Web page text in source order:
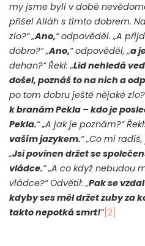
my jsme byli v době
přišel Alláh s tímto dobrem.
zlo?“ „Ano,“ odpověděl. „A
dobro?“ „Ano,“ odpověděl, „a
dehan?“ Řekl: „Lid nehledá
došel, poznáš to na nich a
po tom dobru ještě nějaké
k branám Pekla – kdo je
Pekla.“ „A jak je poznám?“
vaším jazykem.“ „Co mi
„Jsi povinen držet se
vládce.“ „A co když nebudou
vládce?“ Odvětil: „Pak se
kdyby ses měl držet zuby za
takto nepotká smrt!“ [2]